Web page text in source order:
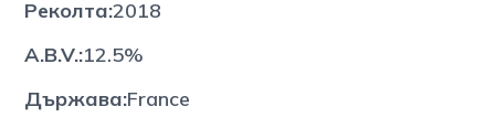
Реколта:2018
A.B.V.:12.5%
Държава:France